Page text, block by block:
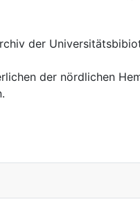
der
der nördlichen